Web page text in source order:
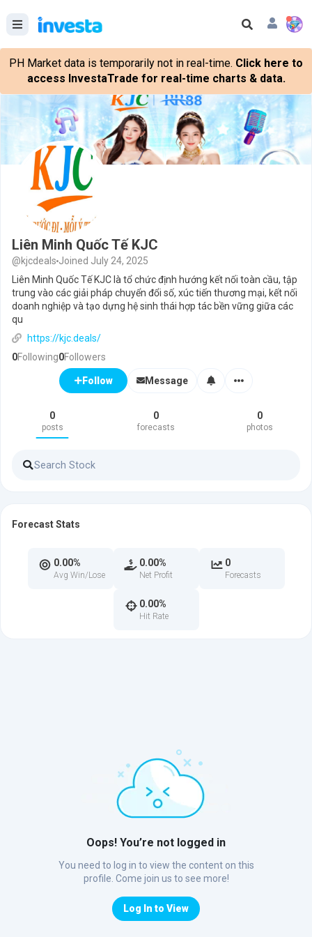
PH Market data is temporarily not in real-time. Click here to
access InvestaTrade for real-time charts & data.
Liên Minh Quốc Tế KJC
@kjcdeals Joined July 24, 2025
Liên Minh Quốc Tế KJC là tổ chức định hướng kết nối toàn cầu, tập
trung vào các giải pháp chuyển đổi số, xúc tiến thương mại, kết nối
doanh nghiệp và tạo dựng hệ sinh thái hợp tác bền vững giữa các
qu
https://kjc.deals/
0Following0Followers
Follow Message
0
posts
0
forecasts
0
photos
Oops! You’re not logged in
You need to log in to view the content on this
profile. Come join us to see more!
Forecast Stats
0.00%
Avg Win/Lose
0.00%
Net Profit
0
Forecasts
0.00%
Hit Rate